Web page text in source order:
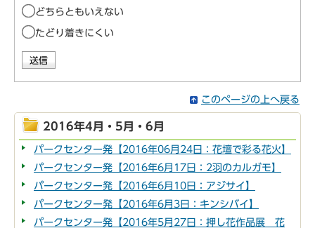
どちらともいえない
たどり着きにくい
このページの上へ戻る
2016年4月・5月・6月
パークセンター発【2016年06月24日：花壇で彩る花火】
パークセンター発【2016年6月17日：2羽のカルガモ】
パークセンター発【2016年6月10日：アジサイ】
パークセンター発【2016年6月3日：キンシバイ】
パークセンター発【2016年5月27日：押し花作品展 花